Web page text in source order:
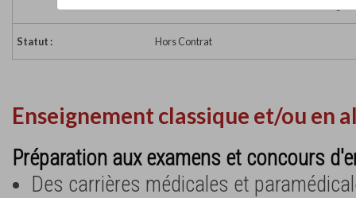
Statut : Hors Contrat
Enseignement classique et/ou en
Préparation aux examens et concours
Des carrières médicales et